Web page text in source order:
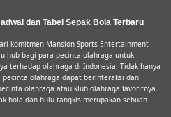
dan Tabel Sepak Bola Terbaru
komitmen Mansion Sports Entertainment
hub bagi para pecinta olahraga untuk
terhadap olahraga di Indonesia. Tidak hanya
olahraga dapat berinteraksi dan
olahraga atau klub olahraga favoritnya.
bola dan bulu tangkis merupakan sebuah